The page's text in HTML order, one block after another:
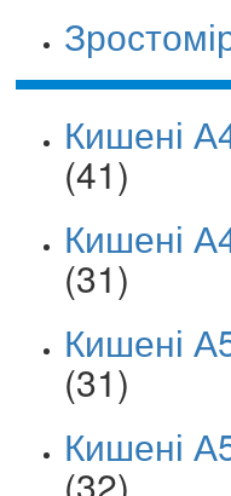
Кишені
(41)
Кишені
(31)
Кишені
(31)
Кишені